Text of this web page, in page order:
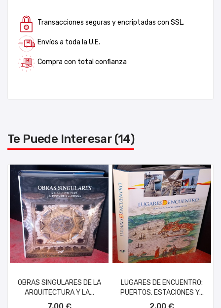
Transacciones seguras y encriptadas con SSL.
Envíos a toda la U.E.
Compra con total confianza
Te Puede Interesar (14)
OBRAS SINGULARES DE LA
ARQUITECTURA Y LA...
LUGARES DE ENCUENTRO:
PUERTOS, ESTACIONES Y...